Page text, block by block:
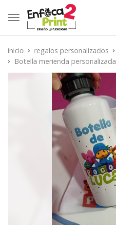
inicio regalos personalizados
Botella merienda personalizada